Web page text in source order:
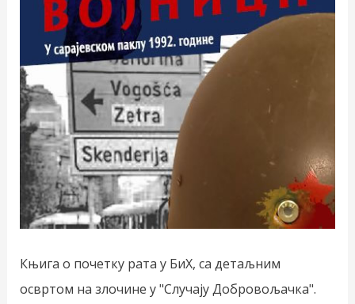
Књига о почетку рата у БиХ, са детаљним
освртом на злочине у "Случају Добровољачка".